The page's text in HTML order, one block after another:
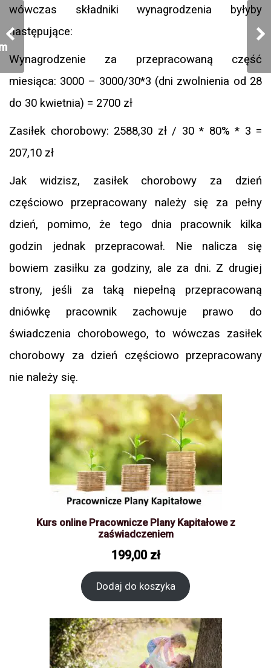
wówczas składniki wynagrodzenia byłyby
następujące:
Wynagrodzenie za przepracowaną część
miesiąca: 3000 – 3000/30*3 (dni zwolnienia od 28
do 30 kwietnia) = 2700 zł
Zasiłek chorobowy: 2588,30 zł / 30 * 80% * 3 =
207,10 zł
Jak widzisz, zasiłek chorobowy za dzień
częściowo przepracowany należy się za pełny
dzień, pomimo, że tego dnia pracownik kilka
godzin jednak przepracował. Nie nalicza się
bowiem zasiłku za godziny, ale za dni. Z drugiej
strony, jeśli za taką niepełną przepracowaną
dniówkę pracownik zachowuje prawo do
świadczenia chorobowego, to wówczas zasiłek
chorobowy za dzień częściowo przepracowany
nie należy się.
Kurs online Pracownicze Plany Kapitałowe z
zaświadczeniem
199,00 zł
Dodaj do koszyka